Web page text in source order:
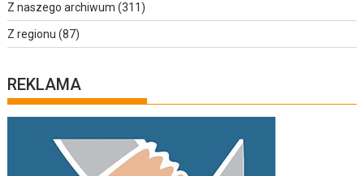
Z naszego archiwum (311)
Z regionu (87)
REKLAMA